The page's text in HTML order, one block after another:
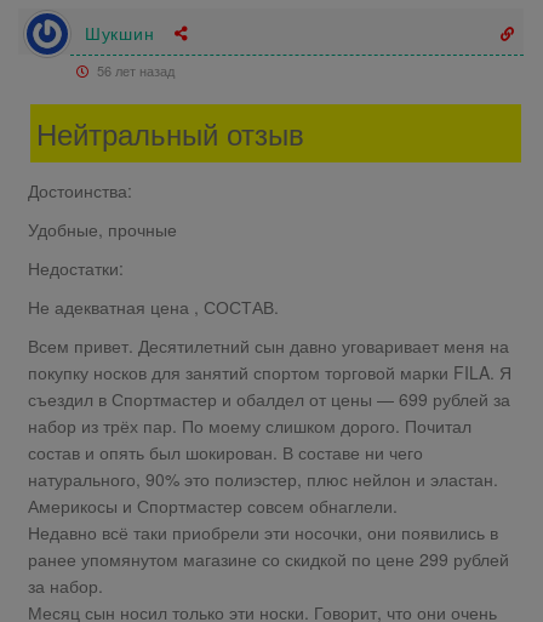
Шукшин
56 лет назад
Нейтральный отзыв
Достоинства:
Удобные, прочные
Недостатки:
Не адекватная цена , СОСТАВ.
Всем привет. Десятилетний сын давно уговаривает меня на
покупку носков для занятий спортом торговой марки FILA. Я
съездил в Спортмастер и обалдел от цены — 699 рублей за
набор из трёх пар. По моему слишком дорого. Почитал
состав и опять был шокирован. В составе ни чего
натурального, 90% это полиэстер, плюс нейлон и эластан.
Америкосы и Спортмастер совсем обнаглели.
Недавно всё таки приобрели эти носочки, они появились в
ранее упомянутом магазине со скидкой по цене 299 рублей
за набор.
Месяц сын носил только эти носки. Говорит, что они очень